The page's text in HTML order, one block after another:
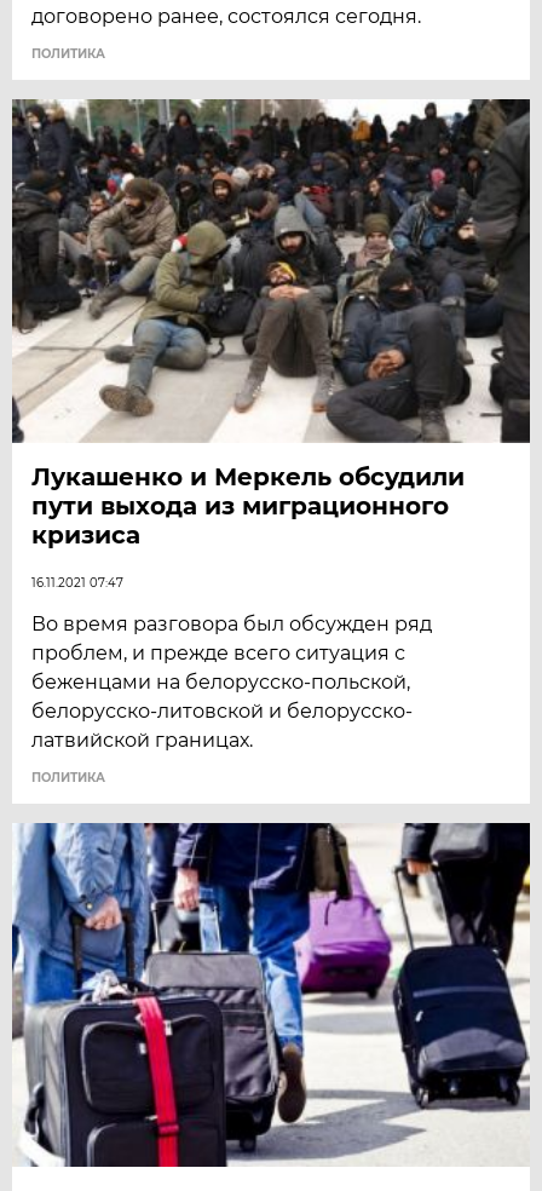
договорено ранее, состоялся сегодня.
ПОЛИТИКА
Лукашенко и Меркель обсудили
пути выхода из миграционного
кризиса
16.11.2021 07:47
Во время разговора был обсужден ряд
проблем, и прежде всего ситуация с
беженцами на белорусско-польской,
белорусско-литовской и белорусско-
латвийской границах.
ПОЛИТИКА